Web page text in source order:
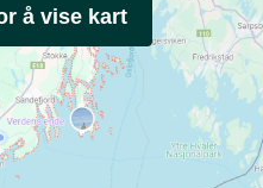
å vise kart